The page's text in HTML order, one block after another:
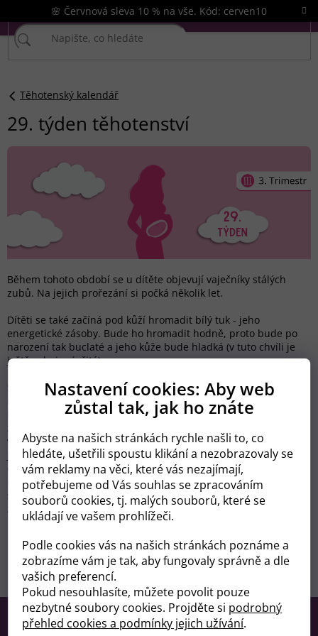
Nastavení cookies: Aby web
zůstal tak, jak ho znáte
Abyste na našich stránkách rychle našli to, co
hledáte, ušetřili spoustu klikání a nezobrazovaly se
vám reklamy na věci, které vás nezajímají,
potřebujeme od Vás souhlas se zpracováním
souborů cookies, tj. malých souborů, které se
ukládají ve vašem prohlížeči.
Podle cookies vás na našich stránkách poznáme a
zobrazíme vám je tak, aby fungovaly správně a dle
vašich preferencí.
Pokud nesouhlasíte, můžete povolit pouze
nezbytné soubory cookies. Projděte si podrobný
přehled cookies a podmínky jejich užívání.
na
obsah
🌸 Červnová sleva 10 % na vše. Kód: cerven10
Těhotenský kalendář
29. týden těhotenství
Během tohoto období se u dítěte objevují vaječníky stálých
zubů. Na jejich prořezání si počká několik let.
Dítěti se také začíná pod kůží hromadit bílý tuk - jeho
energetické zásoby. Bude ho hromadit hodně, proto bude po
narození tak buclaté a jeho kůže bude hladká (v tuto chvíli je
ještě velmi vrásčitá).
Stále větším problémem může být zácpa a pálení žáhy. Existuje
na to nějaký lék? Snažte se pít hodně vody a jíst potraviny
bohaté na vlákninu. Vyhýbejte se smaženým jídlům. Na pálení
žáhy i zácpu jsou dobrá jablka. V tomto týdnu si také můžete
všimnout, že z vašich prsou začíná vytékat mléko - vaše žlázy
jsou připraveny k jeho produkci. Mléko však zatím nemusíte
odsávat - postačí prsní vložky. Toto je důležitá fáze, protože se
malý také učí cítit vaše mléko. Studie ukazují, že po porodu je
schopen rozlišit vůni mateřského mléka od vůně mléka jiné
ženy. Tato předčasná laktace na to má jistě vliv.
Předchozí článek Další článek
Z
Kontakt